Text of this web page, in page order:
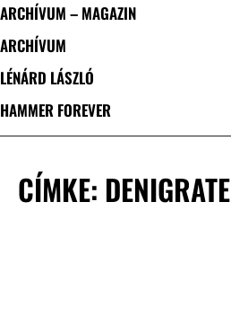
ARCHÍVUM – MAGAZIN
ARCHÍVUM
LÉNÁRD LÁSZLÓ
HAMMER FOREVER
CÍMKE: DENIGRATE